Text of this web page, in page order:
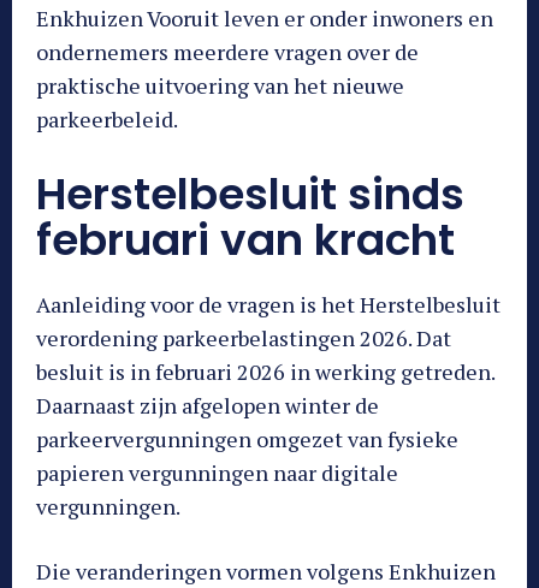
Enkhuizen Vooruit leven er onder inwoners en
ondernemers meerdere vragen over de
praktische uitvoering van het nieuwe
parkeerbeleid.
Herstelbesluit sinds
februari van kracht
Aanleiding voor de vragen is het Herstelbesluit
verordening parkeerbelastingen 2026. Dat
besluit is in februari 2026 in werking getreden.
Daarnaast zijn afgelopen winter de
parkeervergunningen omgezet van fysieke
papieren vergunningen naar digitale
vergunningen.
Die veranderingen vormen volgens Enkhuizen